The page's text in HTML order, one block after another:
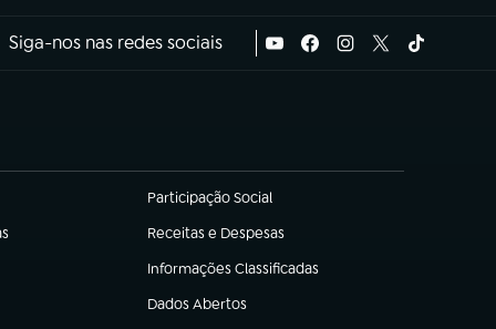
Siga-nos nas redes sociais
Participação Social
(abre em nova aba)
Receitas e Despesas
(abre em nova aba)
Informações Classificadas
(abre em nova aba)
Dados Abertos
(abre em nova aba)